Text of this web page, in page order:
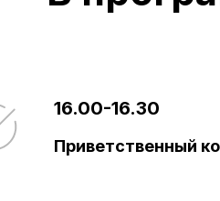
16.00-16.30
Приветственный